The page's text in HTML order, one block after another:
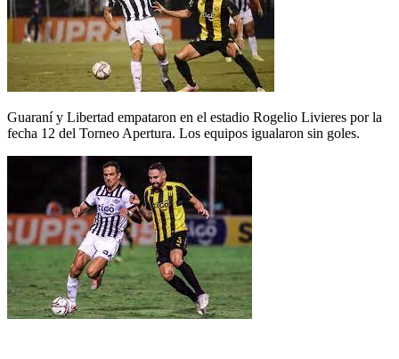
Guaraní y Libertad empataron en el estadio Rogelio Livieres por la
fecha 12 del Torneo Apertura. Los equipos igualaron sin goles.